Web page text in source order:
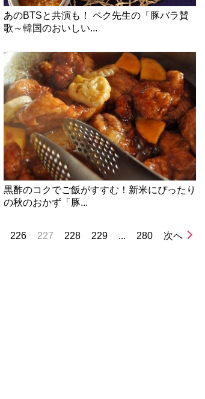
あのBTSと共演も！ ペク先生の「豚バラ賛
歌～韓国のおいしい...
黒酢のコクでご飯がすすむ！新米にぴったり
の秋のおかず「豚...
226 227 228 229 ... 280 次へ